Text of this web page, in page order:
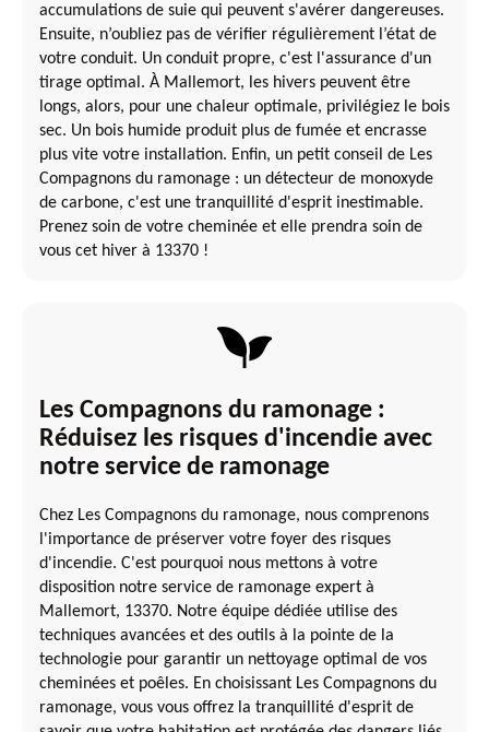
accumulations de suie qui peuvent s'avérer dangereuses.
Ensuite, n’oubliez pas de vérifier régulièrement l’état de
votre conduit. Un conduit propre, c'est l'assurance d'un
tirage optimal. À Mallemort, les hivers peuvent être
longs, alors, pour une chaleur optimale, privilégiez le bois
sec. Un bois humide produit plus de fumée et encrasse
plus vite votre installation. Enfin, un petit conseil de Les
Compagnons du ramonage : un détecteur de monoxyde
de carbone, c'est une tranquillité d'esprit inestimable.
Prenez soin de votre cheminée et elle prendra soin de
vous cet hiver à 13370 !
Les Compagnons du ramonage :
Réduisez les risques d'incendie avec
notre service de ramonage
Chez Les Compagnons du ramonage, nous comprenons
l'importance de préserver votre foyer des risques
d'incendie. C'est pourquoi nous mettons à votre
disposition notre service de ramonage expert à
Mallemort, 13370. Notre équipe dédiée utilise des
techniques avancées et des outils à la pointe de la
technologie pour garantir un nettoyage optimal de vos
cheminées et poêles. En choisissant Les Compagnons du
ramonage, vous vous offrez la tranquillité d'esprit de